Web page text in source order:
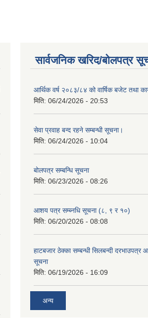
सार्वजनिक खरिद/बोलपत्र
आर्थिक वर्ष २०८३/८४ को वार्षिक बजेट तथा
मिति: 06/24/2026 - 20:53
सेवा प्रवाह बन्द रहने सम्बन्धी सूचना।
मिति: 06/24/2026 - 10:04
बोलपत्र सम्बन्धि सूचना
मिति: 06/23/2026 - 08:26
आशय पत्र सम्ब्नधि सूचना (८, ९ र १०)
मिति: 06/20/2026 - 08:08
हाटबजार ठेक्का सम्बन्धी सिलबन्दी दरभाउपत्र
सूचना
मिति: 06/19/2026 - 16:09
अन्य